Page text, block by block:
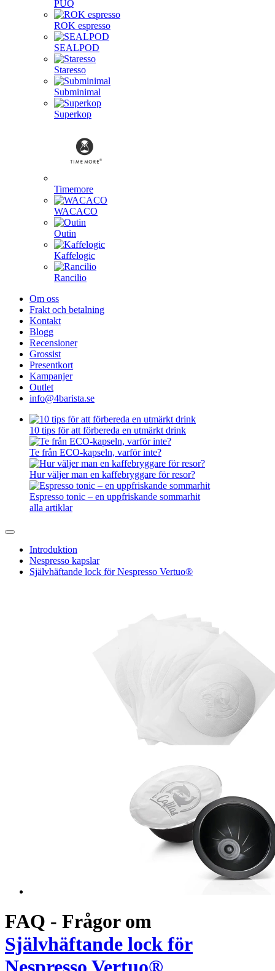
PUQ
ROK espresso
SEALPOD
Staresso
Subminimal
Superkop
Timemore
WACACO
Outin
Kaffelogic
Rancilio
Om oss
Frakt och betalning
Kontakt
Blogg
Recensioner
Grossist
Presentkort
Kampanjer
Outlet
info@4barista.se
10 tips för att förbereda en utmärkt drink
Te från ECO-kapseln, varför inte?
Hur väljer man en kaffebryggare för resor?
Espresso tonic – en uppfriskande sommarhit
alla artiklar
Introduktion
Nespresso kapslar
Självhäftande lock för Nespresso Vertuo®
FAQ - Frågor om
Självhäftande lock för